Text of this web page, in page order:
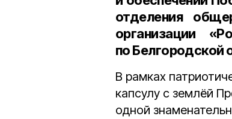
отделения
организации
по Белгородской
В рамках
капсулу с землёй
одной